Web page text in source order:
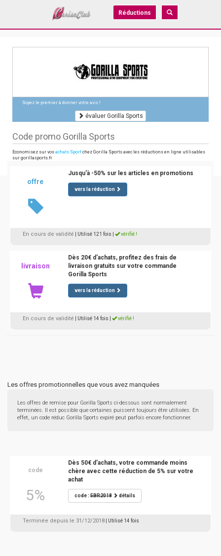
Réductions
Soyez le premier à donner votre avis !
évaluer Gorilla Sports
Code promo Gorilla Sports
Economisez sur vos achats Sport chez Gorilla Sports avec les réductions en ligne utilisables
sur gorillasports.fr
offre
Jusqu'à -50% sur les articles en promotions
vers la réduction
En cours de validité | Utilisé 121 fois vérifié !
livraison
Dès 20€ d'achats, profitez des frais de
livraison gratuits sur votre commande
Gorilla Sports
vers la réduction
En cours de validité | Utilisé 14 fois vérifié !
Les offres promotionnelles que vous avez manquées
Les offres de remise pour Gorilla Sports ci-dessous sont normalement
terminées. Il est possible que certaines puissent toujours être utilisées. En
effet, un code réduc Gorilla Sports expiré peut parfois encore fonctionner.
code
5%
Dès 50€ d'achats, votre commande moins
chère avec cette réduction de 5% sur votre
achat
code :5BR2018 détails
Terminée depuis le 31/12/2018 | Utilisé 14 fois